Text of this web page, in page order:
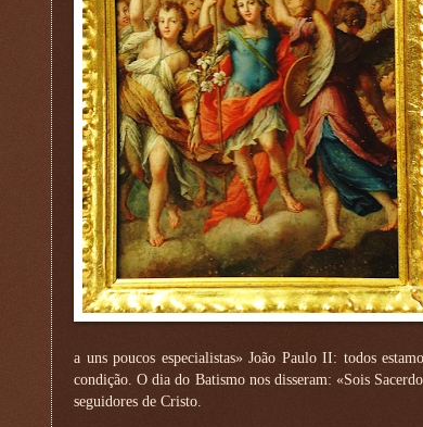
a uns poucos especialistas» João Paulo II: todos
condição. O dia do Batismo nos disseram: «Sois
seguidores de Cristo.